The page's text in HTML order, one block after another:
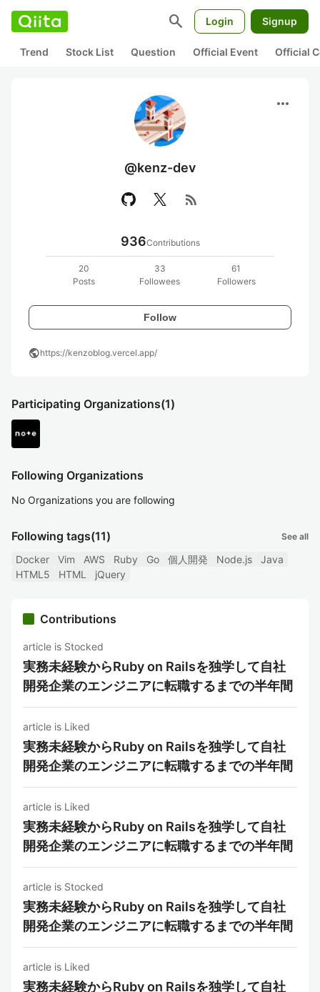
search Login Signup
Trend Stock List Question Official Event Official
more_horiz
@kenz-dev
rss_feed
936Contributions
20
Posts
33
Followees
61
Followers
Follow
publichttps://kenzoblog.vercel.app/
Participating Organizations(1)
Following Organizations
No Organizations you are following
Following tags(11) See all
Docker Vim AWS Ruby Go 個人開発 Node.js
Java
HTML5
HTML jQuery
Contributions
article is Stocked
実務未経験からRuby on Railsを独学して自社
開発企業のエンジニアに転職するまでの半年間
article is Liked
実務未経験からRuby on Railsを独学して自社
開発企業のエンジニアに転職するまでの半年間
article is Liked
実務未経験からRuby on Railsを独学して自社
開発企業のエンジニアに転職するまでの半年間
article is Stocked
実務未経験からRuby on Railsを独学して自社
開発企業のエンジニアに転職するまでの半年間
article is Liked
実務未経験からRuby on Railsを独学して自社